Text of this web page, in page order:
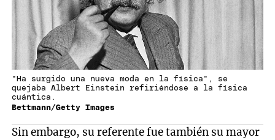
Bettmann/Getty Images
"Ha surgido una nueva moda en la física", se
quejaba Albert Einstein refiriéndose a la física
cuántica.
Sin embargo, su referente fue también su mayor